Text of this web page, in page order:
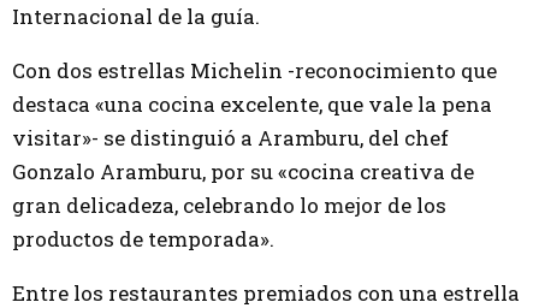
Internacional de la guía.
Con dos estrellas Michelin -reconocimiento que
destaca «una cocina excelente, que vale la pena
visitar»- se distinguió a Aramburu, del chef
Gonzalo Aramburu, por su «cocina creativa de
gran delicadeza, celebrando lo mejor de los
productos de temporada».
Entre los restaurantes premiados con una estrella